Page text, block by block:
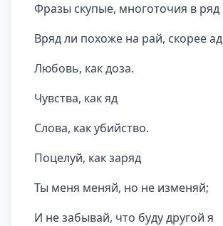
Фразы скупые, многоточия в ряд
Вряд ли похоже на рай, скорее ад
Любовь, как доза.
Чувства, как яд
Слова, как убийство.
Поцелуй, как заряд
Ты меня меняй, но не изменяй;
И не забывай, что буду другой я